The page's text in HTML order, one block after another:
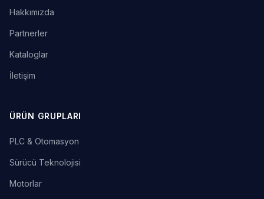
Hakkımızda
Partnerler
Kataloglar
İletişim
ÜRÜN GRUPLARI
PLC & Otomasyon
Sürücü Teknolojisi
Motorlar